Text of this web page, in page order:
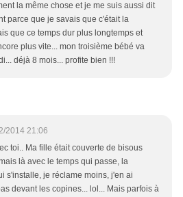
la même chose et je me suis aussi dit
parce que je savais que c'était la
que ce temps dur plus longtemps et
plus vite... mon troisième bébé va
déjà 8 mois... profite bien !!!
2014 21:06
toi.. Ma fille était couverte de bisous
là avec le temps qui passe, la
s'installe, je réclame moins, j'en ai
devant les copines... lol... Mais parfois à